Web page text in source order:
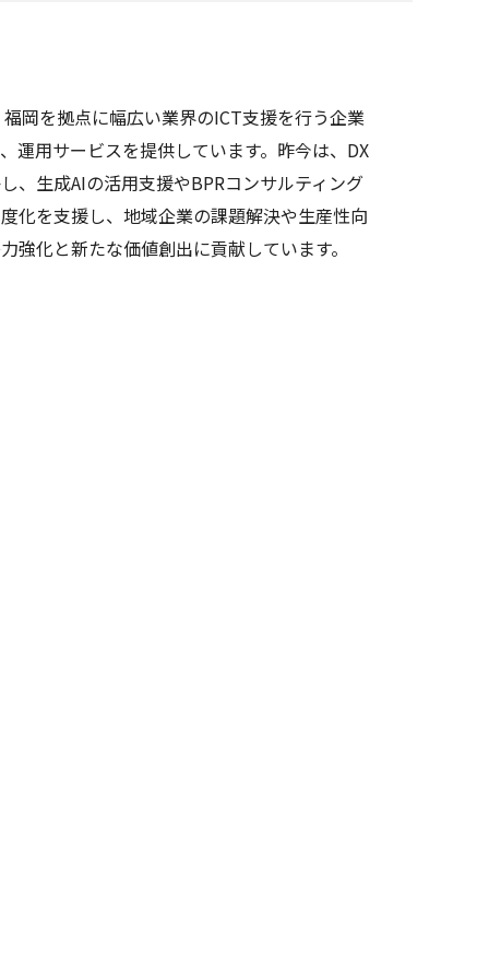
岡を拠点に幅広い業界のICT支援を行う企業
運用サービスを提供しています。昨今は、DX
、生成AIの活用支援やBPRコンサルティング
化を支援し、地域企業の課題解決や生産性向
強化と新たな価値創出に貢献しています。